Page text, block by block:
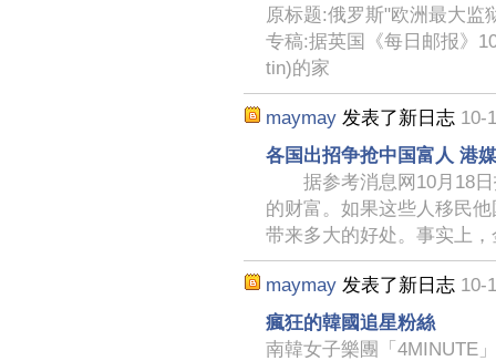
原标题:俄罗斯"欧洲最大监
专稿:据英国《每日邮报》
tin)的家
maymay 发表了新日志 10-
各国出招争抢中国富人 港
据参考消息网10月18日
的财富。如果这些人移民
带来多大的好处。事实上，
maymay 发表了新日志 10-
瘋狂的韓國追星粉絲
南韓女子樂團「4MINUTE